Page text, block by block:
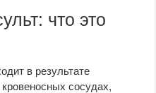
что это
в результате
кровеносных сосудах,